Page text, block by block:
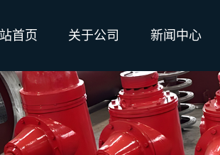
首页 关于公司 新闻中心